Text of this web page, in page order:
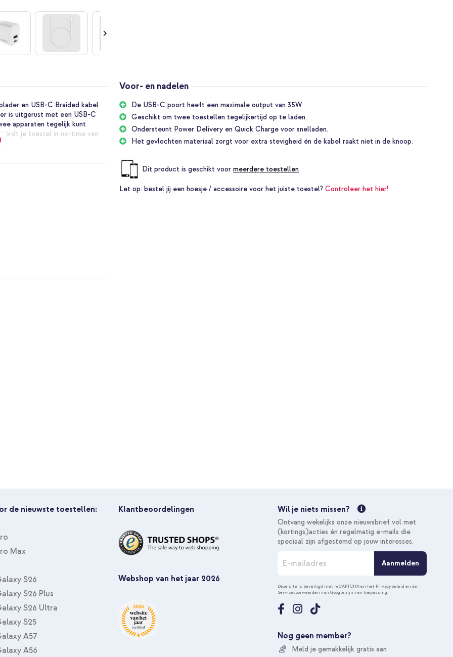
en USB-C Braided kabel
is uitgerust met een USB-C
apparaten tegelijk kunt
je toestel in no-time van
duurzaam, ideaal voor
niet alleen snel opladen,
de siliconen binnenkant
tot 60W
van snelheid, gemak en
Voor- en nadelen
De USB-C poort heeft een maximale output van 35W.
Geschikt om twee toestellen tegelijkertijd op te laden.
Ondersteunt Power Delivery en Quick Charge voor snelladen.
Het gevlochten materiaal zorgt voor extra stevigheid én de kabel raakt niet in de knoop.
Dit product is geschikt voormeerdere toestellen
Let op: bestel jij een hoesje / accessoire voor het juiste toestel?Controleer het hier!
de nieuwste toestellen:
Max
S26
S26 Plus
S26 Ultra
S25
A57
A56
Klantbeoordelingen
Webshop van het jaar 2026
Wil je niets missen?
Ontvang wekelijks onze nieuwsbrief vol met
(kortings)acties én regelmatig e-mails die
speciaal zijn afgestemd op jouw interesses.
n
n
e
e
u
p
Aanmelden
Deze site is beveiligd met reCAPTCHA en het Privacybeleid en de
Servicevoorwaarden van Google zijn van toepassing.
Nog geen member?
Meld je gemakkelijk gratis aan